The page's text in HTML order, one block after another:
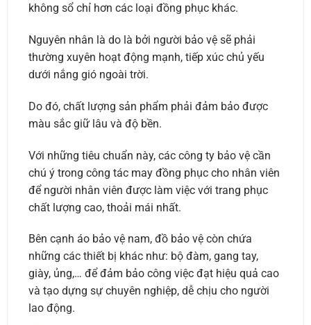
không sổ chỉ hơn các loại đồng phục khác.
Nguyên nhân là do là bởi người bảo vệ sẽ phải
thường xuyên hoạt động mạnh, tiếp xúc chủ yếu
dưới nắng gió ngoài trời.
Do đó, chất lượng sản phẩm phải đảm bảo được
màu sắc giữ lâu và độ bền.
Với những tiêu chuẩn này, các công ty bảo vệ cần
chú ý trong công tác may đồng phục cho nhân viên
để người nhân viên được làm việc với trang phục
chất lượng cao, thoải mái nhất.
Bên cạnh áo bảo vệ nam, đồ bảo vệ còn chứa
những các thiết bị khác như: bộ đàm, gang tay,
giày, ủng,… để đảm bảo công việc đạt hiệu quả cao
và tạo dựng sự chuyên nghiệp, dễ chịu cho người
lao động.